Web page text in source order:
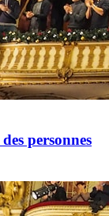
personnes